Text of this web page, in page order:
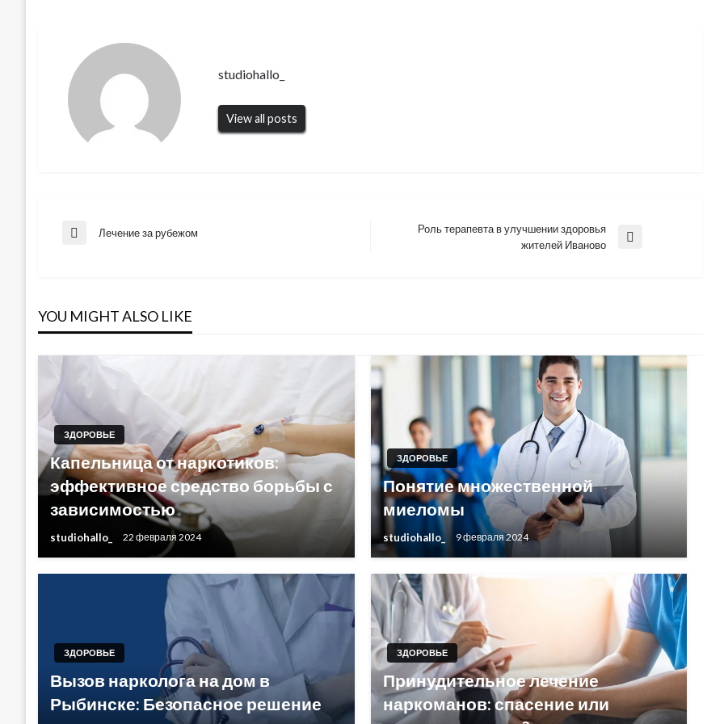
studiohallo_
View all posts
Навигация
записям
Previous
Лечение за рубежом
Роль терапевта в улучшении здоровья
жителей Иваново
YOU MIGHT ALSO LIKE
ЗДОРОВЬЕ
Капельница от наркотиков:
эффективное средство борьбы с
зависимостью
studiohallo_ 22 февраля 2024
ЗДОРОВЬЕ
Понятие множественной
миеломы
studiohallo_ 9 февраля 2024
ЗДОРОВЬЕ
Вызов нарколога на дом в
Рыбинске: Безопасное решение
ЗДОРОВЬЕ
Принудительное лечение
наркоманов: спасение или